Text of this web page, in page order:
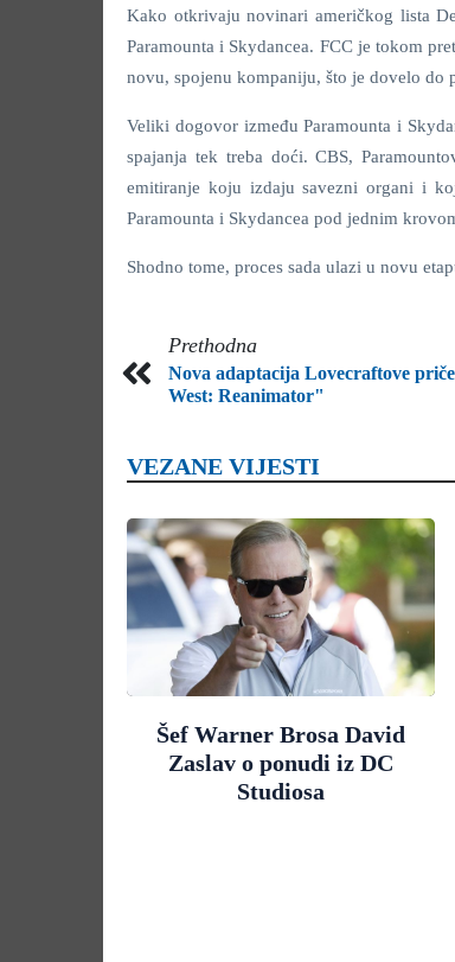
Kako otkrivaju novinari američkog lista
Paramounta i Skydancea. FCC je tokom
novu, spojenu kompaniju, što je dovelo do
Veliki dogovor između Paramounta i
spajanja tek treba doći. CBS,
emitiranje koju izdaju savezni organi i
Paramounta i Skydancea pod jednim
Shodno tome, proces sada ulazi u novu
Prethodna
Nova adaptacija Lovecraftove
West: Reanimator"
VEZANE VIJESTI
Šef Warner Brosa David
Zaslav o ponudi iz DC
Studiosa